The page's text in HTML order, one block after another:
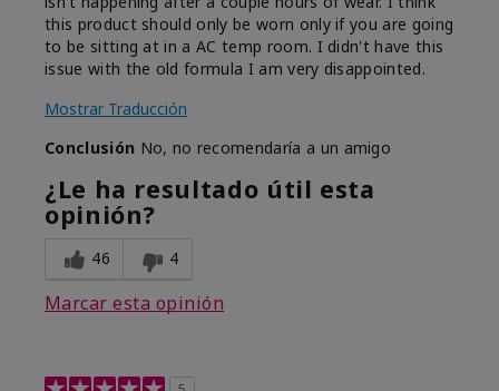
this product should only be worn only if you are going
to be sitting at in a AC temp room. I didn't have this
issue with the old formula I am very disappointed.
Mostrar Traducción
Conclusión No, no recomendaría a un amigo
¿Le ha resultado útil esta
opinión?
46 4
Marcar esta opinión